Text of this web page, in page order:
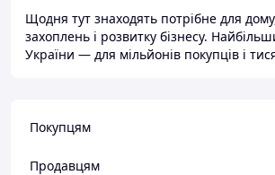
Щодня тут знаходять потрібне для
захоплень і розвитку бізнесу.
України — для мільйонів покупців і
Покупцям
Продавцям